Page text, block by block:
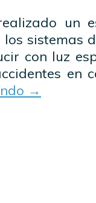
un
los sistemas
con luz
en
→